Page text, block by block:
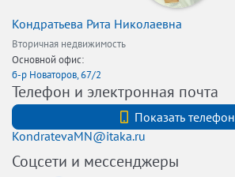
Кондратьева Рита Николаевна
Вторичная недвижимость
Основной офис:
б-р Новаторов, 67/2
Телефон и электронная почта
Показать телефон
KondratevaMN@itaka.ru
Соцсети и мессенджеры